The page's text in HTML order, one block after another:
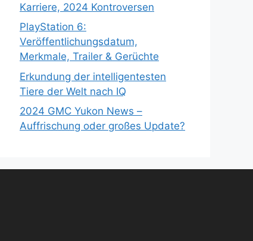
Karriere, 2024 Kontroversen
PlayStation 6:
Veröffentlichungsdatum,
Merkmale, Trailer & Gerüchte
Erkundung der intelligentesten
Tiere der Welt nach IQ
2024 GMC Yukon News –
Auffrischung oder großes Update?